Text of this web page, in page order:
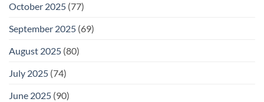
October 2025 (77)
September 2025 (69)
August 2025 (80)
July 2025 (74)
June 2025 (90)